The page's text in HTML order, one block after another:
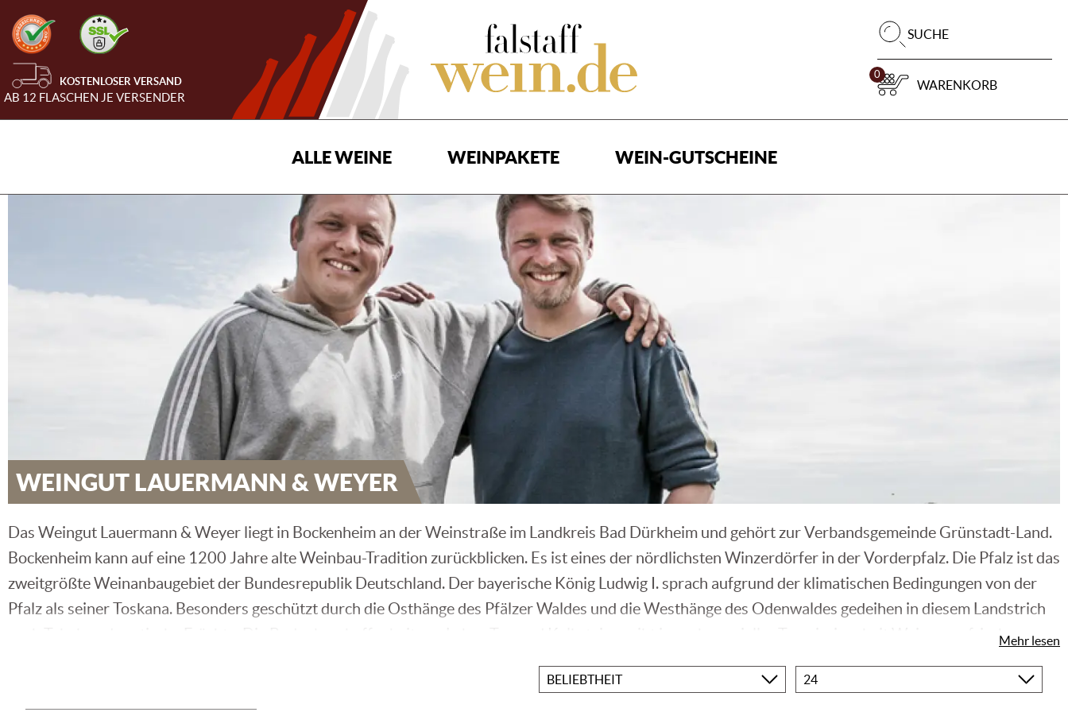
KOSTENLOSER VERSAND
AB 12 FLASCHEN JE VERSENDER
SUCHE
0
WARENKORB
ALLE WEINE WEINPAKETE WEIN-GUTSCHEINE
WEINGUT LAUERMANN & WEYER
Das Weingut Lauermann & Weyer liegt in Bockenheim an der Weinstraße im Landkreis Bad Dürkheim und gehört zur Verbandsgemeinde Grünstadt-Land.
Bockenheim kann auf eine 1200 Jahre alte Weinbau-Tradition zurückblicken. Es ist eines der nördlichsten Winzerdörfer in der Vorderpfalz. Die Pfalz ist das
zweitgrößte Weinanbaugebiet der Bundesrepublik Deutschland. Der bayerische König Ludwig I. sprach aufgrund der klimatischen Bedingungen von der
Pfalz als seiner Toskana. Besonders geschützt durch die Osthänge des Pfälzer Waldes und die Westhänge des Odenwaldes gedeihen in diesem Landstrich
auch Tabak und exotische Früchte. Die Bodenbeschaffenheit aus Lehm, Ton und Kalkstein ergibt je nach spezieller Terroireigenheit Weine von frischerMehr lesen
Sortieren
Produkte